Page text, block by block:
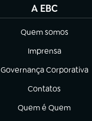
A EBC
Quem somos
(abre em nova aba)
Imprensa
(abre em nova aba)
Governança Corporativa
(abre em nova aba)
Contatos
(abre em nova aba)
Quem é Quem
(abre em nova aba)